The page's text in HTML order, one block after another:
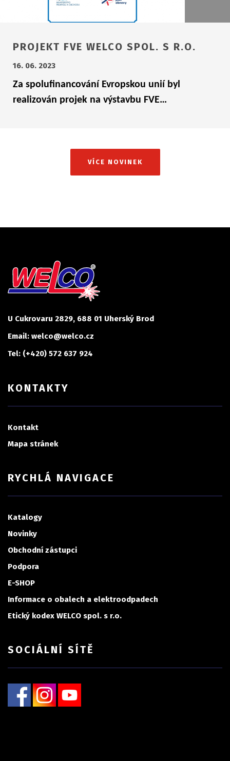
PROJEKT FVE WELCO SPOL. S R.O.
16. 06. 2023
Za spolufinancování Evropskou unií byl
realizován projek na výstavbu FVE…
VÍCE NOVINEK
U Cukrovaru 2829, 688 01 Uherský Brod
Email: welco@welco.cz
Tel: (+420) 572 637 924
KONTAKTY
Kontakt
Mapa stránek
RYCHLÁ NAVIGACE
Katalogy
Novinky
Obchodní zástupci
Podpora
E-SHOP
Informace o obalech a elektroodpadech
Etický kodex WELCO spol. s r.o.
SOCIÁLNÍ SÍTĚ